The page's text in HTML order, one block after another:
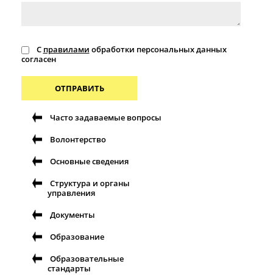
С правилами обработки персональных данных
согласен
ОТПРАВИТЬ
Часто задаваемые вопросы
Волонтерство
Основные сведения
Структура и органы
управления
Документы
Образование
Образовательные
стандарты